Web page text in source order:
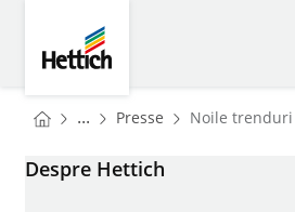
You are here:
Homepage
... Presse Homepage
Noile
Despre Hettich